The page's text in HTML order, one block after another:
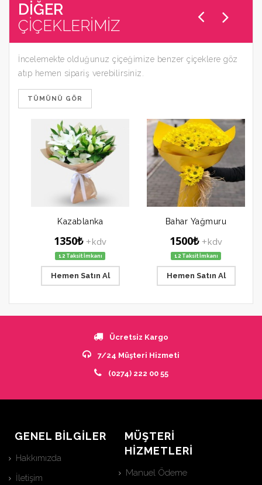
DİĞER
ÇİÇEKLERİMİZ
İncelemekte olduğunuz çiçeğimize benzer çiçeklere göz
atıp hemen sipariş verebilirsiniz.
TÜMÜNÜ GÖR
Kazablanka
1350₺ +kdv
12 Taksit İmkanı
Hemen Satın Al
Bahar Yağmuru
1500₺ +kdv
12 Taksit İmkanı
Hemen Satın Al
Ücretsiz Kargo
7/24 Müşteri Hizmeti
(0274) 222 00 55
GENEL BİLGİLER
Hakkımızda
İletişim
MÜŞTERİ
HİZMETLERİ
Manuel Ödeme